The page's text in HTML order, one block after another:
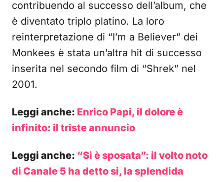
contribuendo al successo dell’album, che
è diventato triplo platino. La loro
reinterpretazione di “I’m a Believer” dei
Monkees è stata un’altra hit di successo
inserita nel secondo film di “Shrek” nel
2001.
Leggi anche: Enrico Papi, il dolore è
infinito: il triste annuncio
Leggi anche: “Si è sposata”: il volto noto
di Canale 5 ha detto si, la splendida